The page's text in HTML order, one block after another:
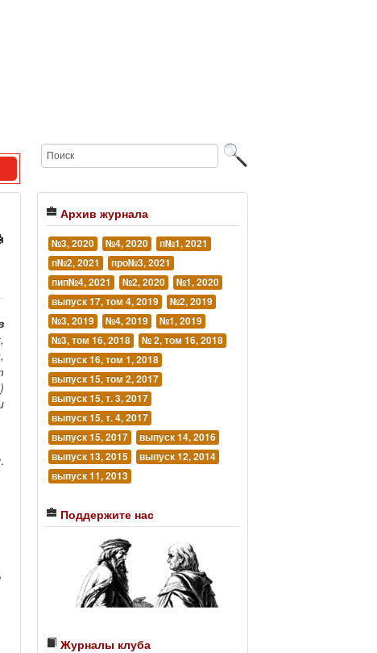
Архив журнала
№3, 2020 №4, 2020
п№1, 2021
п№2, 2021
про№3, 2021
пип№4, 2021
№2, 2020
№1, 2020
выпуск 17, том 4, 2019
№2, 2019
№3, 2019
№4, 2019
№1, 2019
№3, том 16, 2018
№ 2, том 16, 2018
выпуск 16, том 1, 2018
выпуск 15, том 2, 2017
выпуск 15, т. 3, 2017
выпуск 15, т. 4, 2017
выпуск 15, 2017
выпуск 14, 2016
выпуск 13, 2015
выпуск 12, 2014
выпуск 11, 2013
Поддержите нас
Журналы клуба